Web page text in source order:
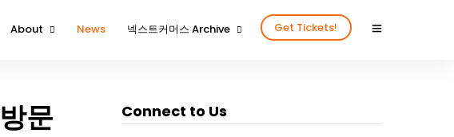
About
Contact Us
News 넥스트커머스 Archive
2023년을 함께 해 주신 분들
Get Tickets!
문
Connect to Us